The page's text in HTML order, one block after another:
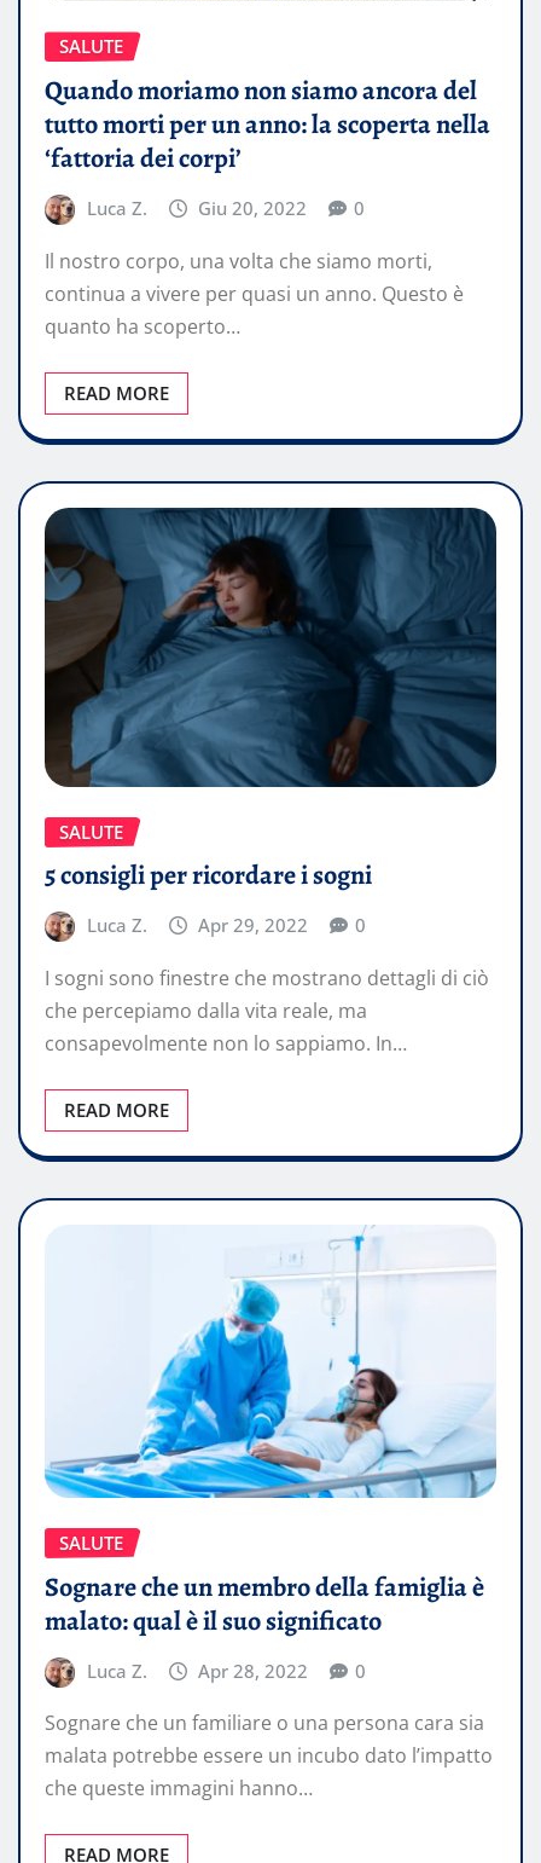
SALUTE
Quando moriamo non siamo ancora del
tutto morti per un anno: la scoperta nella
‘fattoria dei corpi’
Luca Z. Giu 20, 2022 0
Il nostro corpo, una volta che siamo morti,
continua a vivere per quasi un anno. Questo è
quanto ha scoperto…
READ MORE
SALUTE
5 consigli per ricordare i sogni
Luca Z. Apr 29, 2022 0
I sogni sono finestre che mostrano dettagli di ciò
che percepiamo dalla vita reale, ma
consapevolmente non lo sappiamo. In…
READ MORE
SALUTE
Sognare che un membro della famiglia è
malato: qual è il suo significato
Luca Z. Apr 28, 2022 0
Sognare che un familiare o una persona cara sia
malata potrebbe essere un incubo dato l’impatto
che queste immagini hanno…
READ MORE